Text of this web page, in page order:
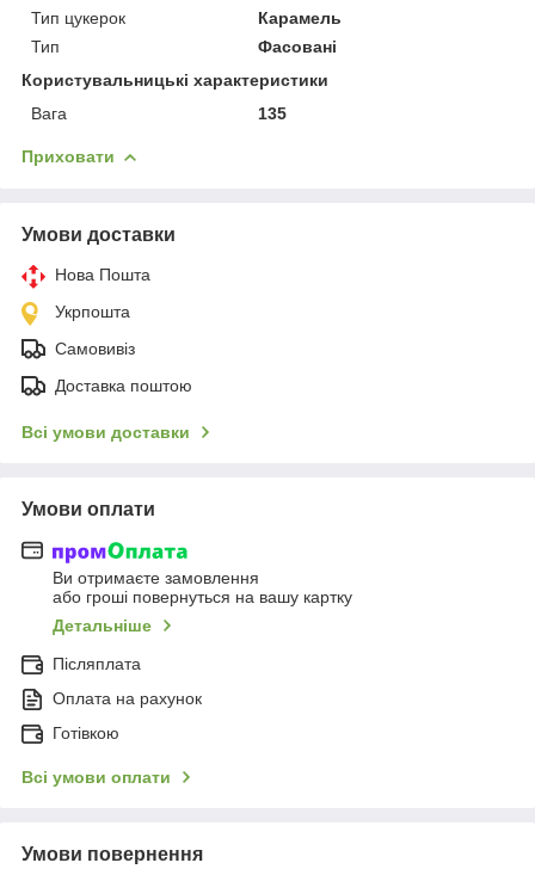
Тип цукерок
Карамель
Тип
Фасовані
Користувальницькі характеристики
Вага
135
Приховати
Умови доставки
Нова Пошта
Укрпошта
Самовивіз
Доставка поштою
Всі умови доставки
Умови оплати
Ви отримаєте замовлення
або гроші повернуться на вашу картку
Детальніше
Післяплата
Оплата на рахунок
Готівкою
Всі умови оплати
Умови повернення